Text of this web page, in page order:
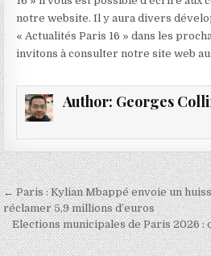
notre website. Il y aura divers
« Actualités Paris 16 » dans les
invitons à consulter notre site web
Author: Georges
Navigation
de
l’article
← Paris : Kylian Mbappé envoie un
réclamer 5,9 millions d’euros
Elections municipales de Paris 2026 :